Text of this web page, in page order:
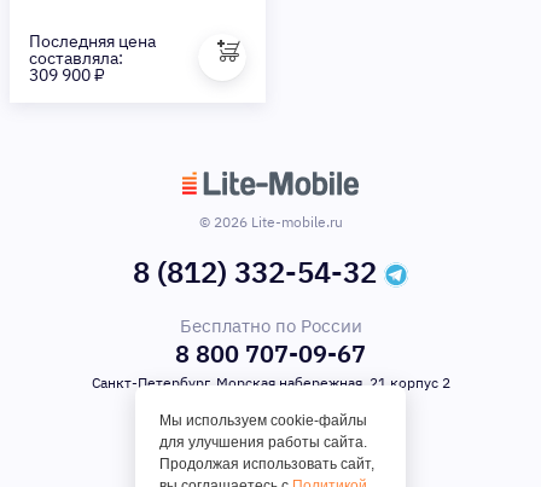
Последняя цена
составляла:
309 900 ₽
© 2026 Lite-mobile.ru
8 (812) 332-54-32
Бесплатно по России
8 800 707-09-67
Санкт-Петербург, Морская набережная, 21 корпус 2
Мы используем cookie-файлы
для улучшения работы сайта.
Продолжая использовать сайт,